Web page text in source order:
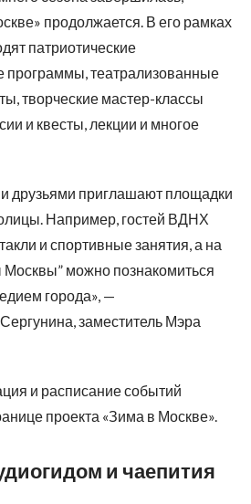
продолжается. В его рамках
патриотические
программы, театрализованные
творческие мастер-классы
и квесты, лекции и многое
и друзьями приглашают площадки
Например, гостей ВДНХ
и спортивные занятия, а на
можно познакомиться
города», —
заместитель Мэра
и расписание событий
проекта «Зима в Москве».
и чаепития